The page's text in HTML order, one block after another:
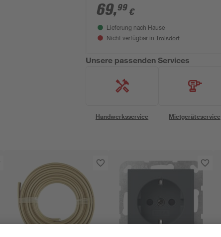
30 x 6,1 x 120 cm
69,99 €
Lieferung nach Hause
Nicht verfügbar in Troisdorf
Unsere passenden Services
Handwerksservice Mietgeräteservice